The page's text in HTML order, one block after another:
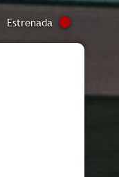
Estrenada